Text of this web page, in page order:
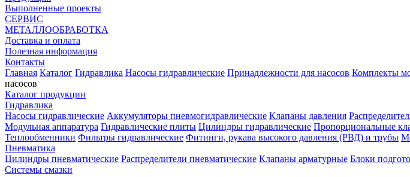
Выполненные проекты
СЕРВИС
МЕТАЛЛООБРАБОТКА
Доставка и оплата
Полезная информация
Контакты
Главная Каталог Гидравлика Насосы гидравлические Принадлежности для насосов Комплекты
насосов
Каталог продукции
Гидравлика
Насосы гидравлические Аккумуляторы пневмогидравлические Клапаны давления
Модульная аппаратура Гидравлические плиты Цилиндры гидравлические Пропорциональные
Теплообменники Фильтры гидравлические Фитинги, рукава высокого давления (РВД) и трубы
Пневматика
Цилиндры пневматические Распределители пневматические Клапаны арматурные Блоки
Системы смазки